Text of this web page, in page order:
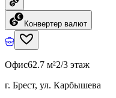
Конвертер валют
Офис62.7 м²2/3 этаж
г. Брест, ул. Карбышева